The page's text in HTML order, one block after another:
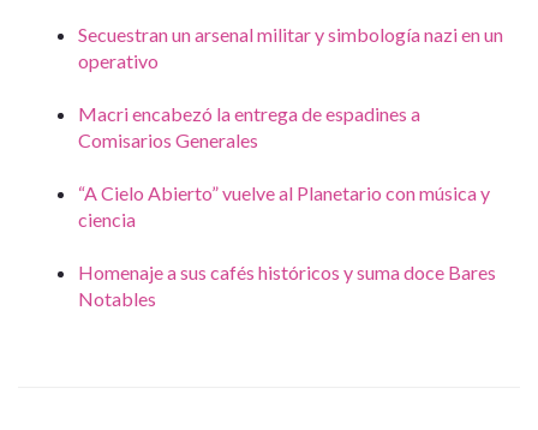
Secuestran un arsenal militar y simbología nazi en un
operativo
Macri encabezó la entrega de espadines a
Comisarios Generales
“A Cielo Abierto” vuelve al Planetario con música y
ciencia
Homenaje a sus cafés históricos y suma doce Bares
Notables